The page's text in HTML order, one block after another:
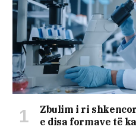
Zbulim i ri
e disa formave të